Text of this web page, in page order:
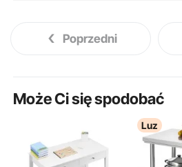
Poprzedni
Może Ci się spodobać
Luz